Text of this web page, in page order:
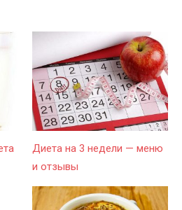
Диета на 3 недели — меню
и отзывы